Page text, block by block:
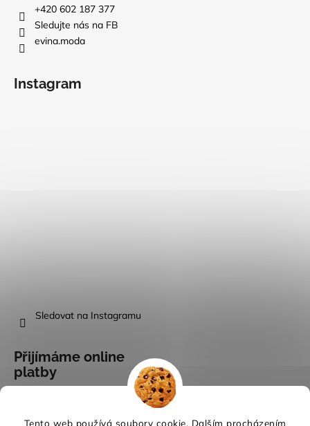
Tento web používá soubory cookie. Dalším procházením
+420 602 187 377
Sledujte nás na FB
evina.moda
Instagram
Sledovat na Instagramu
Přijímáme online
platby